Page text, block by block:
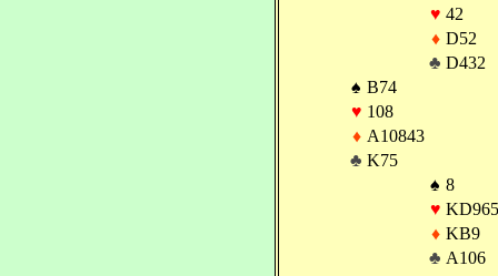
♥ 42
♦ D52
♣ D432
♠ B74
♥ 108
♦ A10843
♣ K75
♠ 8
♥
♦ KB9
♣ A106